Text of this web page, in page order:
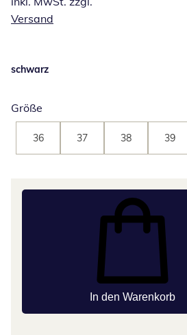
Versand
schwarz
Größe
36 37 38 39
In den Warenkorb